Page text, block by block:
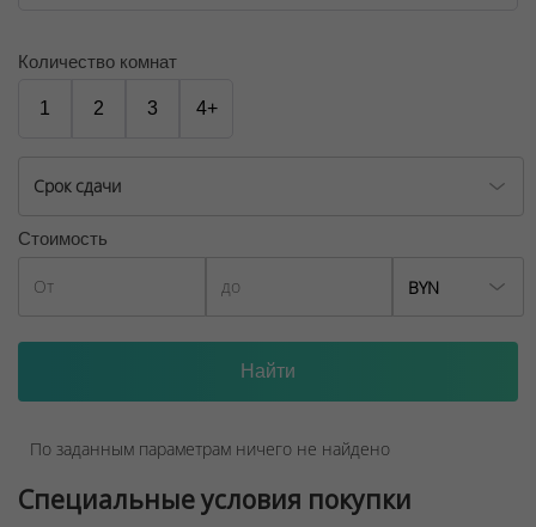
Договор на оказание риэлтерских услуг № 447/6, от
04.09.2025
Количество комнат
1 2 3 4+
Срок сдачи
Стоимость
BYN
По заданным параметрам ничего не найдено
Специальные условия покупки